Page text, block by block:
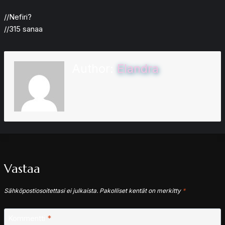
//Nefiri?
//315 sanaa
Elandra
Vastaa
Sähköpostiosoitettasi ei julkaista. Pakolliset kentät on merkitty *
*